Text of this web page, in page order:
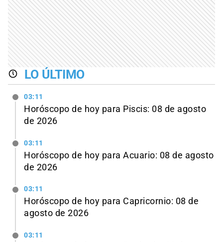
LO ÚLTIMO
03:11
Horóscopo de hoy para Piscis: 08 de agosto
de 2026
03:11
Horóscopo de hoy para Acuario: 08 de agosto
de 2026
03:11
Horóscopo de hoy para Capricornio: 08 de
agosto de 2026
03:11